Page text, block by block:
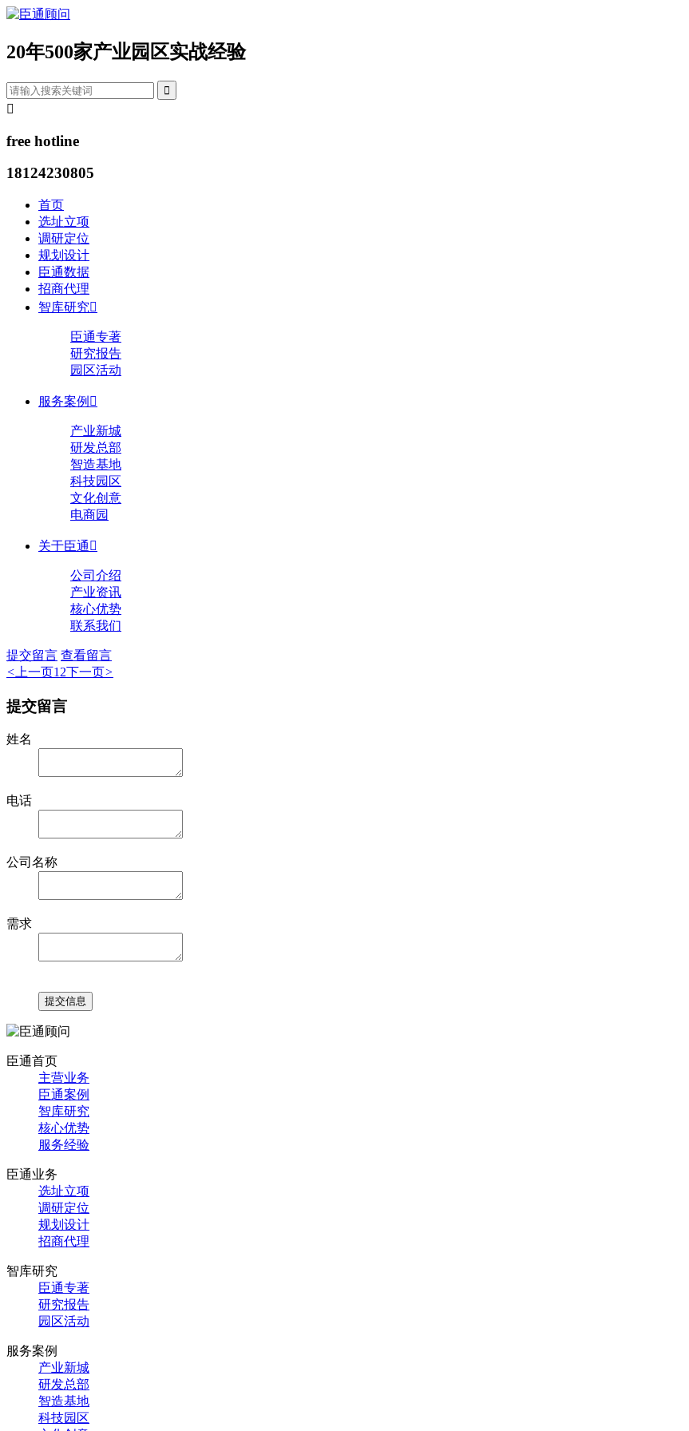
20年500家产业园区实战经验


free hotline
18124230805
首页
选址立项
调研定位
规划设计
臣通数据
招商代理
智库研究
臣通专著
研究报告
园区活动
服务案例 
产业新城
研发总部
智造基地
科技园区
文化创意
电商园
关于臣通 
公司介绍
产业资讯
核心优势
联系我们
提交留言 查看留言
< 上一页1 2下一页>
提交留言
姓名
电话
公司名称
需求
臣通首页
主营业务
臣通案例
智库研究
核心优势
服务经验
臣通业务
选址立项
调研定位
规划设计
招商代理
智库研究
臣通专著
研究报告
园区活动
服务案例
产业新城
研发总部
智造基地
科技园区